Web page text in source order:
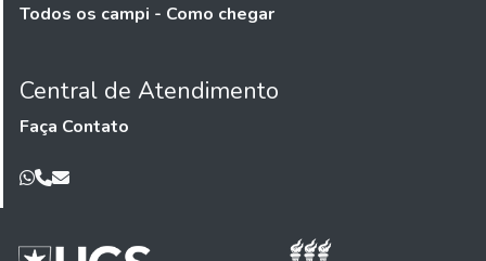
Todos os campi - Como chegar
Central de Atendimento
Faça Contato